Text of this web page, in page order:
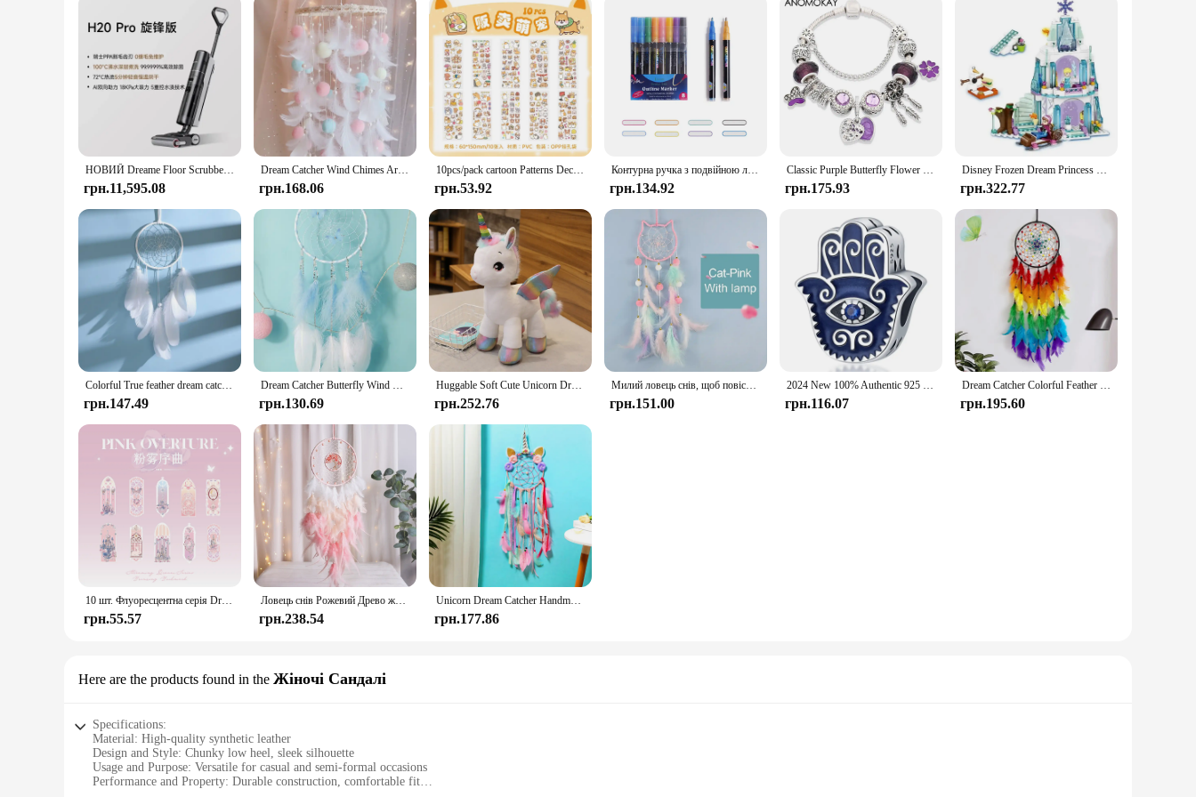
НОВИЙ Dreame Floor Scrubber H20 Pro Integrated Washing and Mopping Machine з подвійним помічником гарячого прання, швидкого висихання
грн.11,595.08
Dream Catcher Wind Chimes Art Chimes Girls Room Decorations Bedroom Pendant Accessories Bedroom Decoration Gift Handmade Feather
грн.168.06
10pcs/pack cartoon Patterns Decorative Stationery Stickers Colorful Dream Scrapbooking DIY Diary Album Planner custom stickers
грн.53.92
Контурна ручка з подвійною лінією для дітей, металевий колір мрії, флуоресцентна ручка для облікового запису рук, вітальна листівка, дитяче графіті, кольоровий костюм
грн.134.92
Classic Purple Butterfly Flower Pendant Charm Bracelet Silver Color Dream Catcher Bead Bracelets Purple Crystal Jewelry
грн.175.93
Disney Frozen Dream Princess Elsa Ice Castle Princess Magic Castle Set Building Blocks Подарункові іграшки
грн.322.77
Colorful True feather dream catcher lights up Creative dreamcatcher girls practical special birthday gifts home decoration
грн.147.49
Dream Catcher Butterfly Wind Chimes Girls Room Pendant Bedroom Garden Outdoor Decorations Birthday Gift Creative Home Crafts
грн.130.69
Huggable Soft Cute Unicorn Dream Rainbow Plush Toy High Quality Pink Horse Sweet Girl Home Decor Sleeping Pillow Gift For Kids
грн.252.76
Милий ловець снів, щоб повісити прикраси дому, зірка, місяць, ловець снів, пір’яні прикраси, настінний інтер’єр, декор будинку для дитячої кімнати
грн.151.00
2024 New 100% Authentic 925 Sterling Silver Dream Catcher Feather Tassel Charm Beads for Original Pandora Bracelet DIY Jewelry
грн.116.07
Dream Catcher Colorful Feather Handmade Wind Chimes Creative Living Room Bedroom Hanging Ornaments Wall Pendant Home Decorations
грн.195.60
10 шт. Флуоресцентна серія Dream Закладка ПВХ Книжкова позначка для читання Kawaii Книжкова сторінка Маркер Листівка з повідомленнями Канцтовари
грн.55.57
Ловець снів Рожевий Древо життя Лікувальний кришталевий камінь каваї висячі прикраси Декор дитячої кімнати Різдвяні прикраси Подарунок
грн.238.54
Unicorn Dream Catcher Handmade Feather Hanging Ornaments Creative Bedroom Wall Decor Birthday Festival Gifts Home Accessories
грн.177.86
Here are the products found in the Жіночі Сандалі
Specifications:
Material: High-quality synthetic leather
Design and Style: Chunky low heel, sleek silhouette
Usage and Purpose: Versatile for casual and semi-formal occasions
Performance and Property: Durable construction, comfortable fit